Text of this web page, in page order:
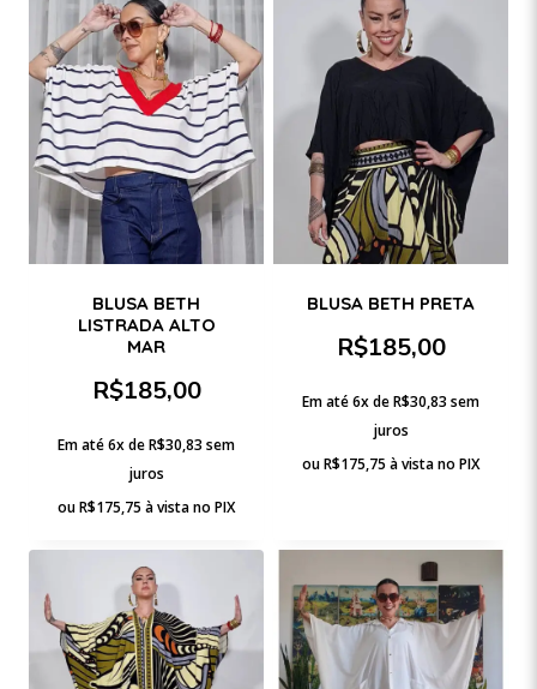
BLUSA BETH
LISTRADA ALTO
MAR
R$185,00
Em até 6x deR$30,83 sem
juros
ouR$175,75 à vista no PIX
BLUSA BETH PRETA
R$185,00
Em até 6x deR$30,83 sem
juros
ouR$175,75 à vista no PIX